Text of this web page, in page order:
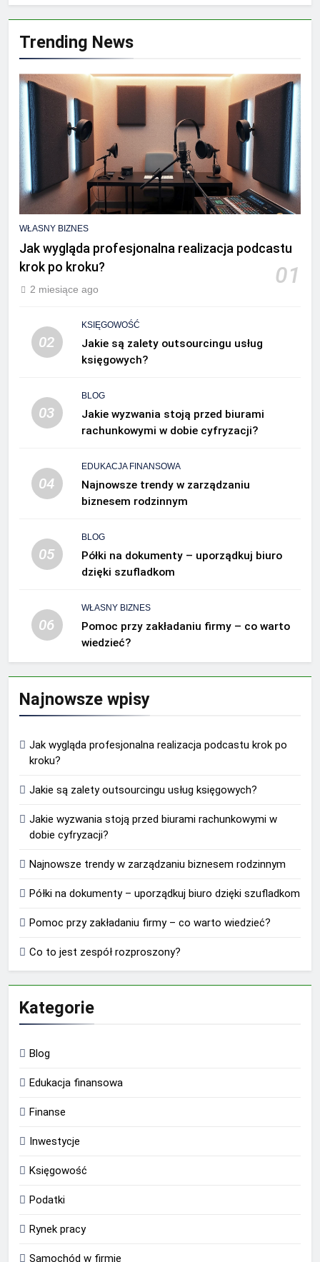
Trending News
WŁASNY BIZNES
Jak wygląda profesjonalna realizacja podcastu
krok po kroku?
01
2 miesiące ago
02
KSIĘGOWOŚĆ
Jakie są zalety outsourcingu usług
księgowych?
03
BLOG
Jakie wyzwania stoją przed biurami
rachunkowymi w dobie cyfryzacji?
04
EDUKACJA FINANSOWA
Najnowsze trendy w zarządzaniu
biznesem rodzinnym
05
BLOG
Półki na dokumenty – uporządkuj biuro
dzięki szufladkom
06
WŁASNY BIZNES
Pomoc przy zakładaniu firmy – co warto
wiedzieć?
Najnowsze wpisy
Jak wygląda profesjonalna realizacja podcastu krok po
kroku?
Jakie są zalety outsourcingu usług księgowych?
Jakie wyzwania stoją przed biurami rachunkowymi w
dobie cyfryzacji?
Najnowsze trendy w zarządzaniu biznesem rodzinnym
Półki na dokumenty – uporządkuj biuro dzięki szufladkom
Pomoc przy zakładaniu firmy – co warto wiedzieć?
Co to jest zespół rozproszony?
Kategorie
Blog
Edukacja finansowa
Finanse
Inwestycje
Księgowość
Podatki
Rynek pracy
Samochód w firmie